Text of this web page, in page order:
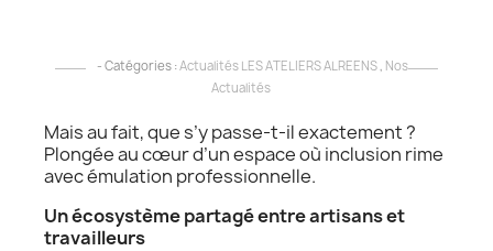
- Catégories :Actualités LES ATELIERS ALREENS, Nos
Actualités
Mais au fait, que s’y passe-t-il exactement ?
Plongée au cœur d’un espace où inclusion rime
avec émulation professionnelle.
Un écosystème partagé entre artisans et
travailleurs